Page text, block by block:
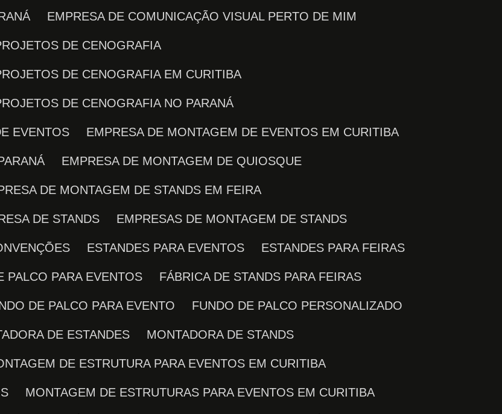
EMPRESA DE COMUNICAÇÃO VISUAL PERTO DE MIM
DE CENOGRAFIA
DE CENOGRAFIA EM CURITIBA
DE CENOGRAFIA NO PARANÁ
EVENTOS EMPRESA DE MONTAGEM DE EVENTOS EM CURITIBA
EMPRESA DE MONTAGEM DE QUIOSQUE
DE MONTAGEM DE STANDS EM FEIRA
DE STANDS EMPRESAS DE MONTAGEM DE STANDS
ESTANDES PARA EVENTOS ESTANDES PARA FEIRAS
PALCO PARA EVENTOS FÁBRICA DE STANDS PARA FEIRAS
DE PALCO PARA EVENTO FUNDO DE PALCO PERSONALIZADO
DE ESTANDES MONTADORA DE STANDS
DE ESTRUTURA PARA EVENTOS EM CURITIBA
MONTAGEM DE ESTRUTURAS PARA EVENTOS EM CURITIBA